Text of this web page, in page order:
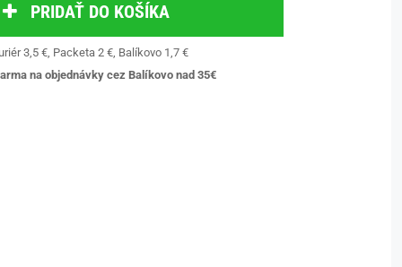
PRIDAŤ DO KOŠÍKA
3,5 €, Packeta 2 €, Balíkovo 1,7 €
na objednávky cez Balíkovo nad 35€